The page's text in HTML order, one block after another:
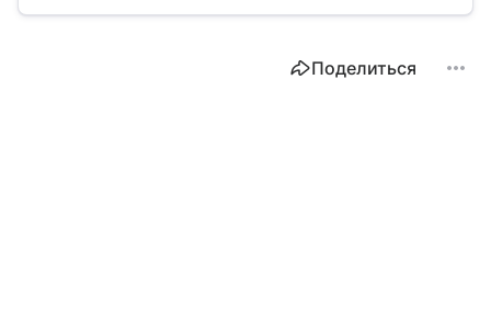
Поделиться